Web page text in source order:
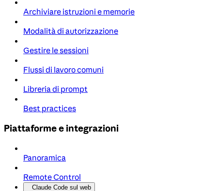
Archiviare istruzioni e memorie
Modalità di autorizzazione
Gestire le sessioni
Flussi di lavoro comuni
Libreria di prompt
Best practices
Piattaforme e integrazioni
Panoramica
Remote Control
Claude Code sul web